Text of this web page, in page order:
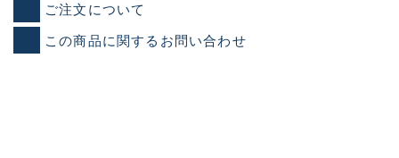
ご注文について
この商品に関するお問い合わせ